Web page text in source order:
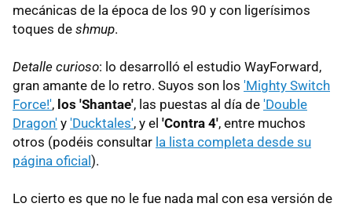
mecánicas de la época de los 90 y con ligerísimos
toques de shmup.
Detalle curioso: lo desarrolló el estudio WayForward,
gran amante de lo retro. Suyos son los 'Mighty Switch
Force!', los 'Shantae', las puestas al día de 'Double
Dragon' y 'Ducktales', y el 'Contra 4', entre muchos
otros (podéis consultar la lista completa desde su
página oficial).
Lo cierto es que no le fue nada mal con esa versión de